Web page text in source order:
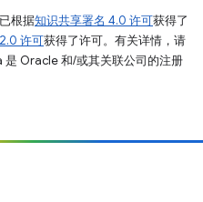
根据知识共享署名 4.0 许可获得了
许可获得了许可。有关详情，请
是 Oracle 和/或其关联公司的注册